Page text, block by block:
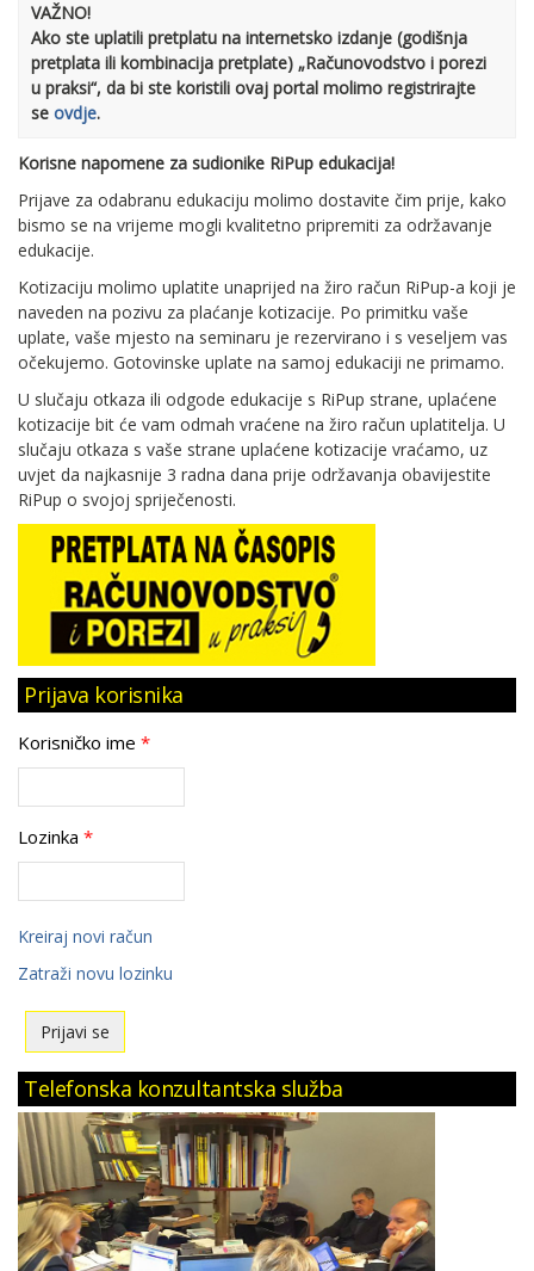
VAŽNO!
Ako ste uplatili pretplatu na internetsko izdanje (godišnja
pretplata ili kombinacija pretplate) „Računovodstvo i porezi
u praksi“, da bi ste koristili ovaj portal molimo registrirajte
se ovdje.
Korisne napomene za sudionike RiPup edukacija!
Prijave za odabranu edukaciju molimo dostavite čim prije, kako
bismo se na vrijeme mogli kvalitetno pripremiti za održavanje
edukacije.
Kotizaciju molimo uplatite unaprijed na žiro račun RiPup-a koji je
naveden na pozivu za plaćanje kotizacije. Po primitku vaše
uplate, vaše mjesto na seminaru je rezervirano i s veseljem vas
očekujemo. Gotovinske uplate na samoj edukaciji ne primamo.
U slučaju otkaza ili odgode edukacije s RiPup strane, uplaćene
kotizacije bit će vam odmah vraćene na žiro račun uplatitelja. U
slučaju otkaza s vaše strane uplaćene kotizacije vraćamo, uz
uvjet da najkasnije 3 radna dana prije održavanja obavijestite
RiPup o svojoj spriječenosti.
Prijava korisnika
Korisničko ime *
Lozinka *
Kreiraj novi račun
Zatraži novu lozinku
Telefonska konzultantska služba